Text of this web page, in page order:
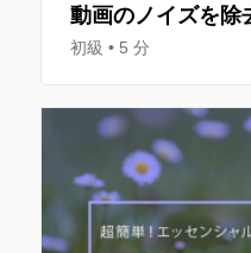
動画のノイズを除
初級 5 分